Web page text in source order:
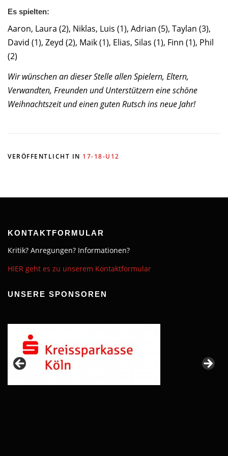
Es spielten:
Aaron, Laura (2), Niklas, Luis (1), Adrian (5), Taylan (3),
David (1), Zeyd (2), Maik (1), Elias, Silas (1), Finn (1), Phil
(2)
Wir wünschen an dieser Stelle allen Spielern, Eltern,
Verwandten, Freunden und Unterstützern eine schöne
Weihnachtszeit und einen guten Rutsch ins neue Jahr!
VERÖFFENTLICHT IN 17-18-U12
KONTAKTFORMULAR
Kritik? Anregungen? Informationen?
HIER geht es zu unserem Kontaktformular
UNSERE SPONSOREN